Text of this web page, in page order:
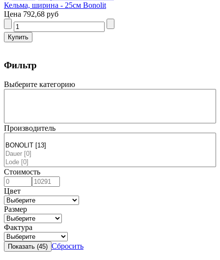
Кельма, ширина - 25см Bonolit
Цена 792,68 руб
Фильтр
Выберите категорию
Производитель
Стоимость
Цвет
Размер
Фактура
Сбросить